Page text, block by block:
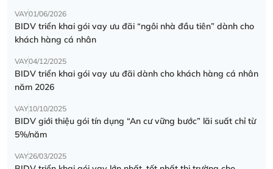
VAY01/06/2026
BIDV triển khai gói vay ưu đãi “ngôi nhà đầu tiên” dành cho
khách hàng cá nhân
VAY04/12/2025
BIDV triển khai gói vay ưu đãi dành cho khách hàng cá nhân
năm 2026
VAY10/10/2025
BIDV giới thiệu gói tín dụng “An cư vững bước” lãi suất chỉ từ
5%/năm
VAY26/03/2025